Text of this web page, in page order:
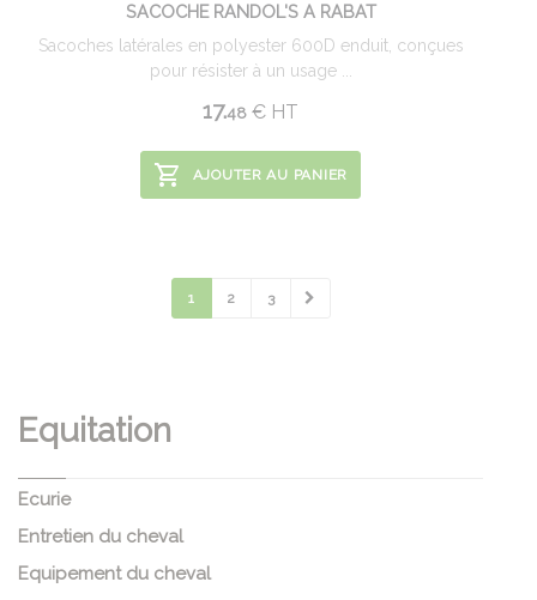
SACOCHE RANDOL'S A RABAT
Sacoches latérales en polyester 600D enduit, conçues
pour résister à un usage ...
17.48 € HT
AJOUTER AU PANIER
1 2 3
Equitation
Ecurie
Entretien du cheval
Equipement du cheval